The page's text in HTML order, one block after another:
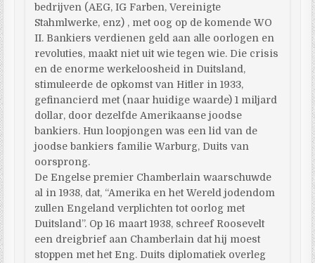
bedrijven (AEG, IG Farben, Vereinigte
Stahmlwerke, enz) , met oog op de komende WO
II. Bankiers verdienen geld aan alle oorlogen en
revoluties, maakt niet uit wie tegen wie. Die crisis
en de enorme werkeloosheid in Duitsland,
stimuleerde de opkomst van Hitler in 1933,
gefinancierd met (naar huidige waarde) 1 miljard
dollar, door dezelfde Amerikaanse joodse
bankiers. Hun loopjongen was een lid van de
joodse bankiers familie Warburg, Duits van
oorsprong.
De Engelse premier Chamberlain waarschuwde
al in 1938, dat, “Amerika en het Wereld jodendom
zullen Engeland verplichten tot oorlog met
Duitsland”. Op 16 maart 1938, schreef Roosevelt
een dreigbrief aan Chamberlain dat hij moest
stoppen met het Eng. Duits diplomatiek overleg